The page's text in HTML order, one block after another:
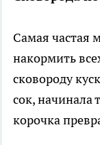
Самая
накормить
сковороду
сок, начинала
корочка